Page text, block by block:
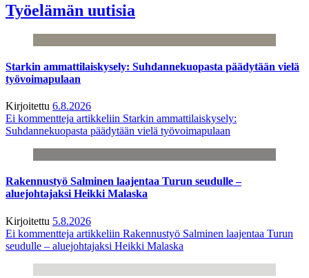
Työelämän uutisia
Starkin ammattilaiskysely: Suhdannekuopasta päädytään vielä
työvoimapulaan
Kirjoitettu 6.8.2026
Ei kommentteja artikkeliin Starkin ammattilaiskysely:
Suhdannekuopasta päädytään vielä työvoimapulaan
Rakennustyö Salminen laajentaa Turun seudulle –
aluejohtajaksi Heikki Malaska
Kirjoitettu 5.8.2026
Ei kommentteja artikkeliin Rakennustyö Salminen laajentaa Turun
seudulle – aluejohtajaksi Heikki Malaska